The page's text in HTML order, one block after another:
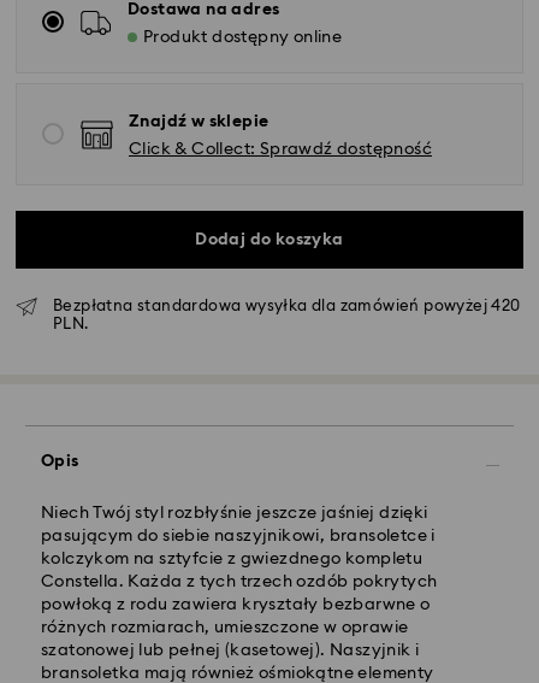
Dostawa na adres
Produkt dostępny online
Znajdź w sklepie
Click & Collect: Sprawdź dostępność
Dodaj do koszyka
Bezpłatna standardowa wysyłka dla zamówień powyżej 420
PLN.
Opis
Niech Twój styl rozbłyśnie jeszcze jaśniej dzięki
pasującym do siebie naszyjnikowi, bransoletce i
kolczykom na sztyfcie z gwiezdnego kompletu
Constella. Każda z tych trzech ozdób pokrytych
powłoką z rodu zawiera kryształy bezbarwne o
różnych rozmiarach, umieszczone w oprawie
szatonowej lub pełnej (kasetowej). Naszyjnik i
bransoletka mają również ośmiokątne elementy
Standardowy dostawy - GLS
godziny 10:00 czasu CET zostaną przetworzone i
wysłane tego samego dnia.
Standardowy czas dostawy: 3 dni robocze po
przetworzeniu i wysyłce
Koszt dostawy standardowej: 25 PLN
Bezpłatna standardowa wysyłka dla zamówień
powyżej 420 PLN